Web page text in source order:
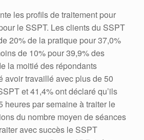
les profils de traitement pour
le SSPT. Les clients du SSPT
20% de la pratique pour 37,0%
de 10% pour 39,9% des
la moitié des répondants
avoir travaillé avec plus de 50
et 41,4% ont déclaré qu’ils
heures par semaine à traiter le
du nombre moyen de séances
avec succès le SSPT